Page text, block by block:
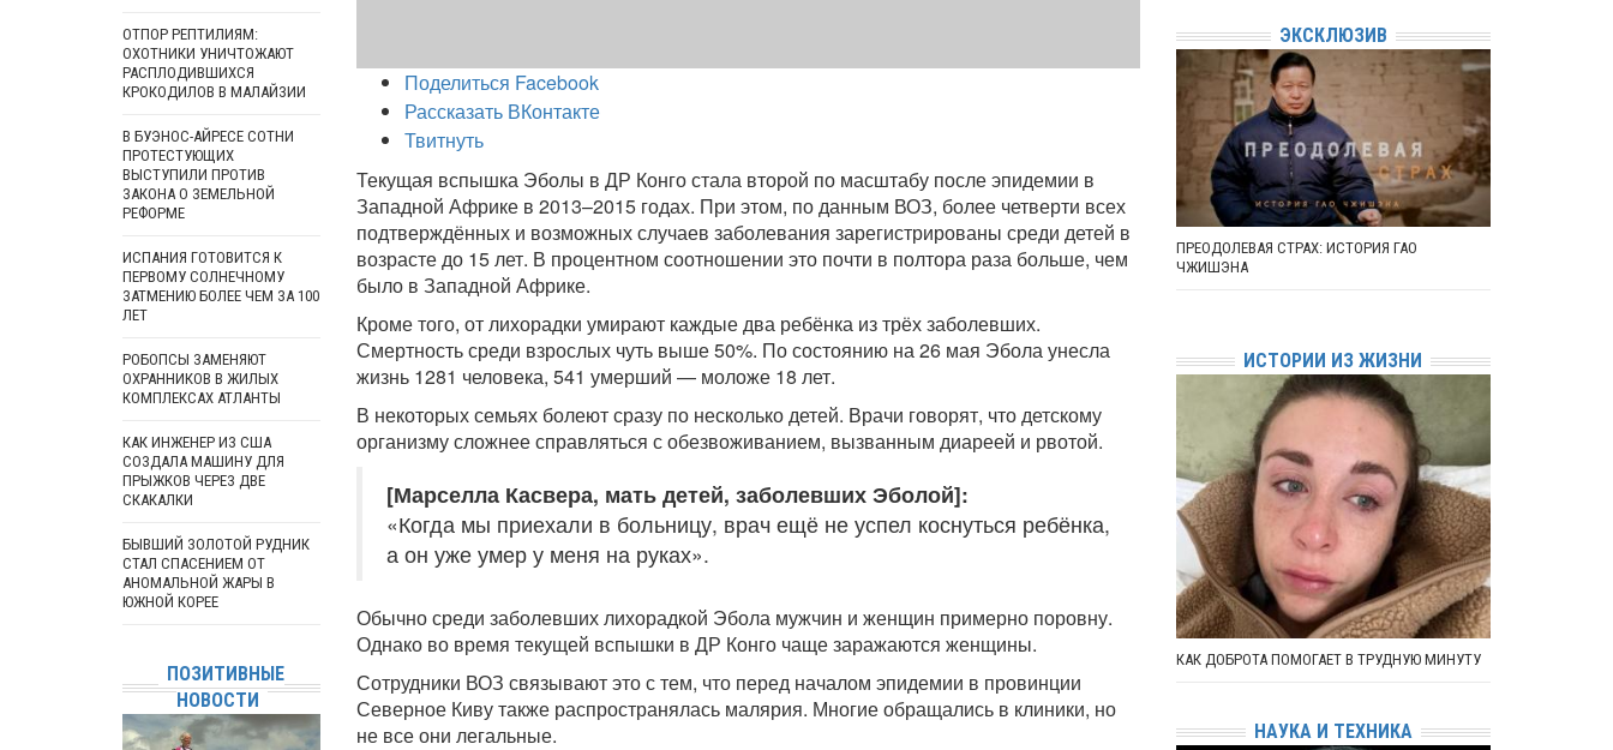
Поделиться Facebook
Рассказать ВКонтакте
Твитнуть
Текущая вспышка Эболы в ДР Конго стала второй по масштабу после эпидемии в
Западной Африке в 2013–2015 годах. При этом, по данным ВОЗ, более четверти всех
подтверждённых и возможных случаев заболевания зарегистрированы среди детей в
возрасте до 15 лет. В процентном соотношении это почти в полтора раза больше, чем
было в Западной Африке.
Кроме того, от лихорадки умирают каждые два ребёнка из трёх заболевших.
Смертность среди взрослых чуть выше 50%. По состоянию на 26 мая Эбола унесла
жизнь 1281 человека, 541 умерший — моложе 18 лет.
В некоторых семьях болеют сразу по несколько детей. Врачи говорят, что детскому
организму сложнее справляться с обезвоживанием, вызванным диареей и рвотой.
[Марселла Касвера, мать детей, заболевших Эболой]:
«Когда мы приехали в больницу, врач ещё не успел коснуться ребёнка,
а он уже умер у меня на руках».
Обычно среди заболевших лихорадкой Эбола мужчин и женщин примерно поровну.
Однако во время текущей вспышки в ДР Конго чаще заражаются женщины.
Сотрудники ВОЗ связывают это с тем, что перед началом эпидемии в провинции
Северное Киву также распространялась малярия. Многие обращались в клиники, но
не все они легальные.
ОТПОР РЕПТИЛИЯМ:
ОХОТНИКИ УНИЧТОЖАЮТ
РАСПЛОДИВШИХСЯ
КРОКОДИЛОВ В МАЛАЙЗИИ
В БУЭНОС-АЙРЕСЕ СОТНИ
ПРОТЕСТУЮЩИХ
ВЫСТУПИЛИ ПРОТИВ
ЗАКОНА О ЗЕМЕЛЬНОЙ
РЕФОРМЕ
ИСПАНИЯ ГОТОВИТСЯ К
ПЕРВОМУ СОЛНЕЧНОМУ
ЗАТМЕНИЮ БОЛЕЕ ЧЕМ ЗА 100
ЛЕТ
РОБОПСЫ ЗАМЕНЯЮТ
ОХРАННИКОВ В ЖИЛЫХ
КОМПЛЕКСАХ АТЛАНТЫ
КАК ИНЖЕНЕР ИЗ США
СОЗДАЛА МАШИНУ ДЛЯ
ПРЫЖКОВ ЧЕРЕЗ ДВЕ
СКАКАЛКИ
БЫВШИЙ ЗОЛОТОЙ РУДНИК
СТАЛ СПАСЕНИЕМ ОТ
АНОМАЛЬНОЙ ЖАРЫ В
ЮЖНОЙ КОРЕЕ
ПОЗИТИВНЫЕ
НОВОСТИ
ЭКСКЛЮЗИВ
ПРЕОДОЛЕВАЯ СТРАХ: ИСТОРИЯ ГАО
ЧЖИШЭНА
ИСТОРИИ ИЗ ЖИЗНИ
КАК ДОБРОТА ПОМОГАЕТ В ТРУДНУЮ МИНУТУ
НАУКА И ТЕХНИКА